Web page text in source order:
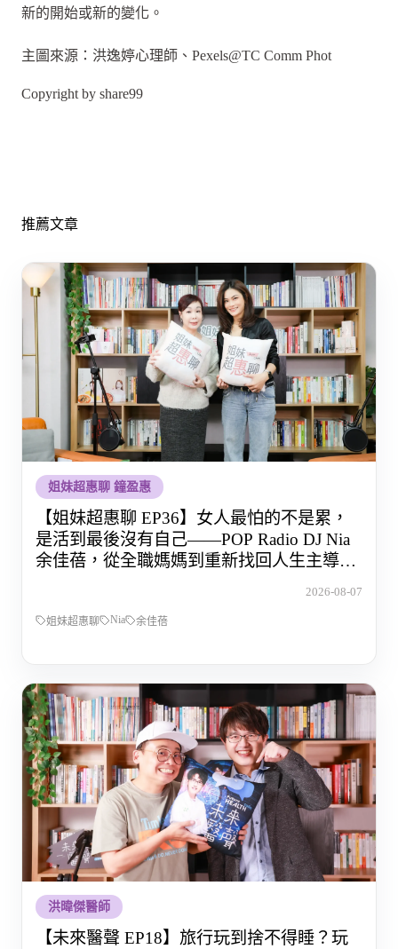
新的開始或新的變化。
主圖來源：洪逸婷心理師、Pexels@TC Comm Phot
Copyright by share99
推薦文章
姐妹超惠聊 鐘盈惠
【姐妹超惠聊 EP36】女人最怕的不是累，
是活到最後沒有自己——POP Radio DJ Nia
余佳蓓，從全職媽媽到重新找回人生主導權
2026-08-07
姐妹超惠聊 Nia 余佳蓓
洪暐傑醫師
【未來醫聲 EP18】旅行玩到捨不得睡？玩